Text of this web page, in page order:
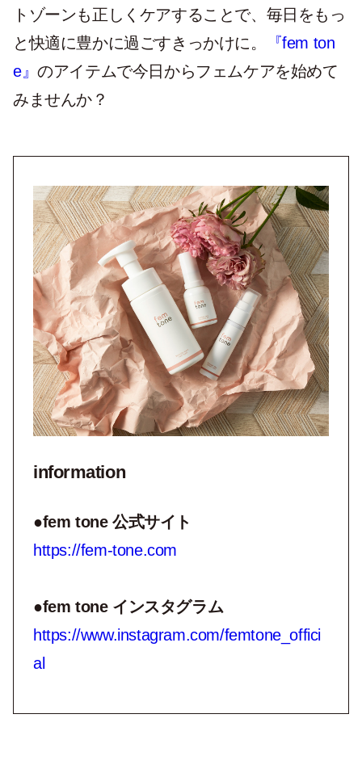
トゾーンも正しくケアすることで、毎日をもっ
と快適に豊かに過ごすきっかけに。
『fem ton
e』のアイテムで今日からフェムケアを始めて
みませんか？
information
●fem tone 公式サイト
https://fem-tone.com
●fem tone インスタグラム
https://www.instagram.com/femtone_offici
al